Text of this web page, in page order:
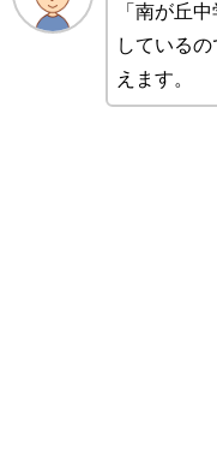
「南が丘
している
えます。